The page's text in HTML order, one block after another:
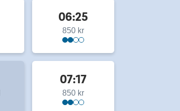
06:25
850 kr
07:17
850 kr